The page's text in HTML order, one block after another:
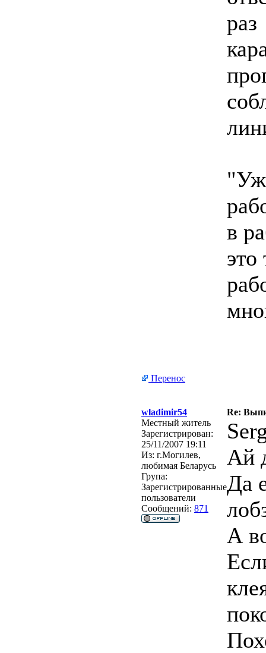
раз
в
Перенос
wladimir54
Re:
Местный житель
Зарегистрирован:
25/11/2007 19:11
Из: г.Могилев,
любимая Беларусь
Група:
Зарегистрированные
пользователи
Сообщений: 871
Ай
Да
А